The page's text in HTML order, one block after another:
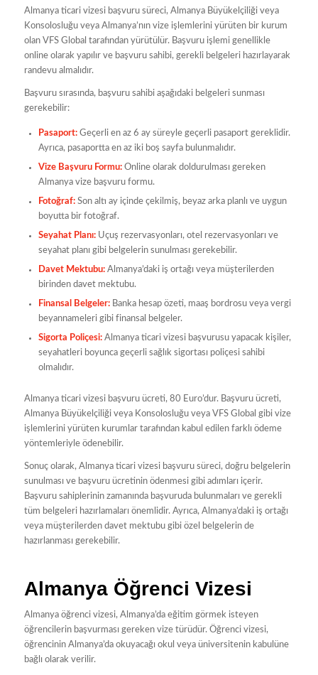
Almanya ticari vizesi başvuru süreci, Almanya Büyükelçiliği veya
Konsolosluğu veya Almanya’nın vize işlemlerini yürüten bir kurum
olan VFS Global tarafından yürütülür. Başvuru işlemi genellikle
online olarak yapılır ve başvuru sahibi, gerekli belgeleri hazırlayarak
randevu almalıdır.
Başvuru sırasında, başvuru sahibi aşağıdaki belgeleri sunması
gerekebilir:
Pasaport:Geçerli en az 6 ay süreyle geçerli pasaport gereklidir.
Ayrıca, pasaportta en az iki boş sayfa bulunmalıdır.
Vize Başvuru Formu:Online olarak doldurulması gereken
Almanya vize başvuru formu.
Fotoğraf:Son altı ay içinde çekilmiş, beyaz arka planlı ve uygun
boyutta bir fotoğraf.
Seyahat Planı:Uçuş rezervasyonları, otel rezervasyonları ve
seyahat planı gibi belgelerin sunulması gerekebilir.
Davet Mektubu:Almanya’daki iş ortağı veya müşterilerden
birinden davet mektubu.
Finansal Belgeler:Banka hesap özeti, maaş bordrosu veya vergi
beyannameleri gibi finansal belgeler.
Sigorta Poliçesi:Almanya ticari vizesi başvurusu yapacak kişiler,
seyahatleri boyunca geçerli sağlık sigortası poliçesi sahibi
olmalıdır.
Almanya ticari vizesi başvuru ücreti, 80 Euro’dur. Başvuru ücreti,
Almanya Büyükelçiliği veya Konsolosluğu veya VFS Global gibi vize
işlemlerini yürüten kurumlar tarafından kabul edilen farklı ödeme
yöntemleriyle ödenebilir.
Sonuç olarak, Almanya ticari vizesi başvuru süreci, doğru belgelerin
sunulması ve başvuru ücretinin ödenmesi gibi adımları içerir.
Başvuru sahiplerinin zamanında başvuruda bulunmaları ve gerekli
tüm belgeleri hazırlamaları önemlidir. Ayrıca, Almanya’daki iş ortağı
veya müşterilerden davet mektubu gibi özel belgelerin de
hazırlanması gerekebilir.
Almanya Öğrenci Vizesi
Almanya öğrenci vizesi, Almanya’da eğitim görmek isteyen
öğrencilerin başvurması gereken vize türüdür. Öğrenci vizesi,
öğrencinin Almanya’da okuyacağı okul veya üniversitenin kabulüne
bağlı olarak verilir.